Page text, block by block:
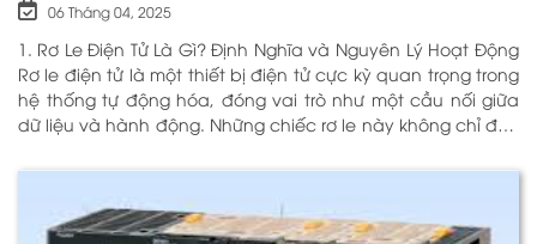
06 Tháng 04, 2025
1. Rơ Le Điện Tử Là Gì? Định Nghĩa và Nguyên Lý Hoạt Động
Rơ le điện tử là một thiết bị điện tử cực kỳ quan trọng trong
hệ thống tự động hóa, đóng vai trò như một cầu nối giữa
dữ liệu và hành động. Những chiếc rơ le này không chỉ đơn
thông minh giúp điều khiển và giám sát hoạt động của các
thiết bị khác nhau trong môi trường công nghiệp cũng như
trong hộ gia đình. Bằng cách sử dụng công nghệ hiện đại,